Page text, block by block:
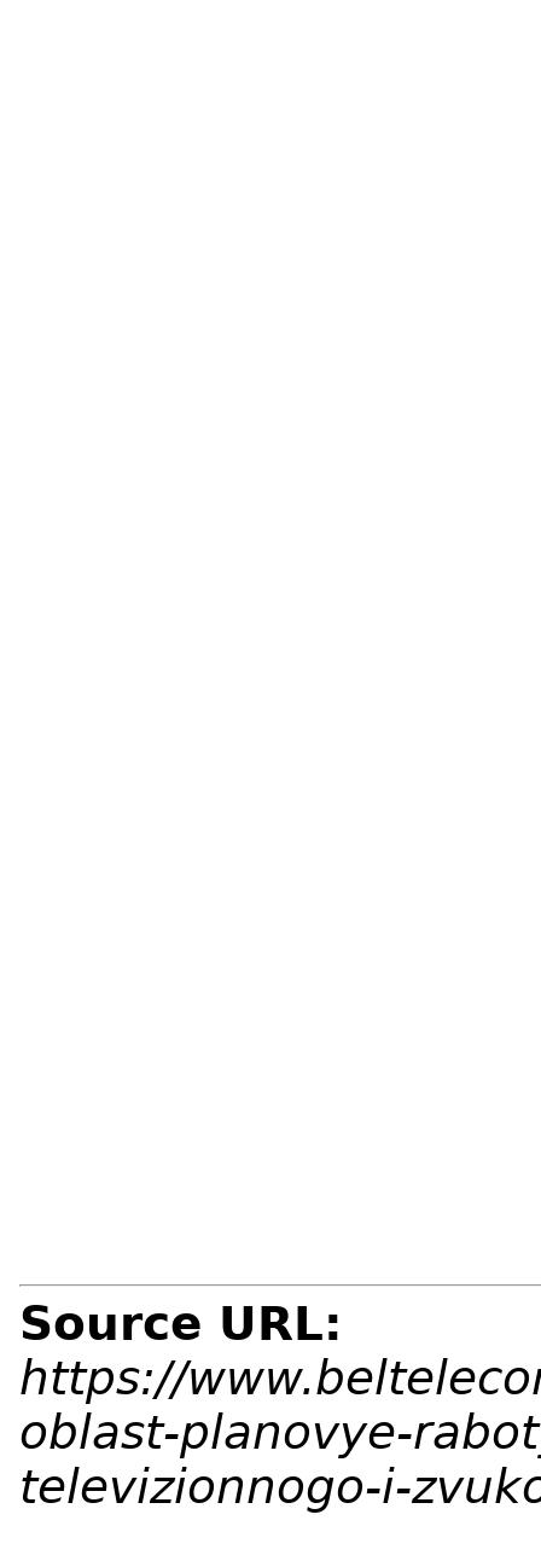
Source URL:
https://
oblast-planovye-
televizionnogo-i-